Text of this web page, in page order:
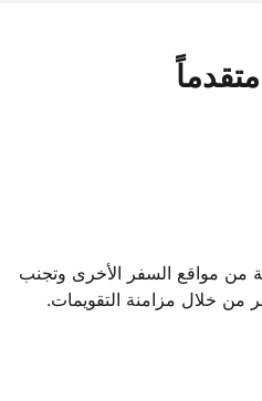
مواقع السفر الأخرى وتجنب
من خلال مزامنة التقويمات.